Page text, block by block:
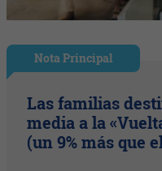
Nota Principal
Las familias
media a la
(un 9% más que